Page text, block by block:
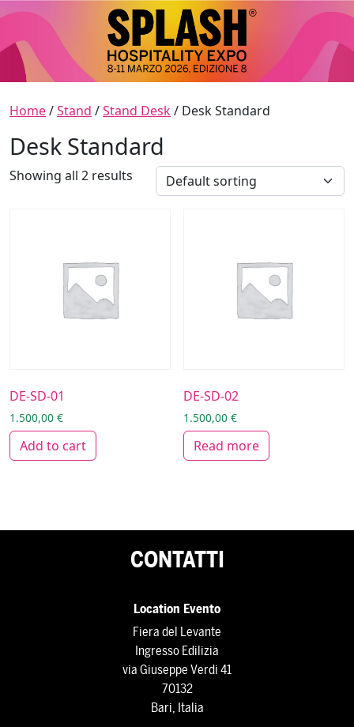
Skip to content
Main Navigation
Home/Stand /Stand Desk/ Desk Standard
Desk Standard
Showing all 2 results
DE-SD-01
1.500,00 €
Add to cart
DE-SD-02
1.500,00€
Read more
CONTATTI
Location Evento
Fiera del Levante
Ingresso Edilizia
via Giuseppe Verdi 41
70132
Bari, Italia